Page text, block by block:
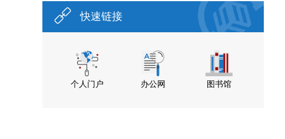
快速链接
个人门户 办公网 图书馆